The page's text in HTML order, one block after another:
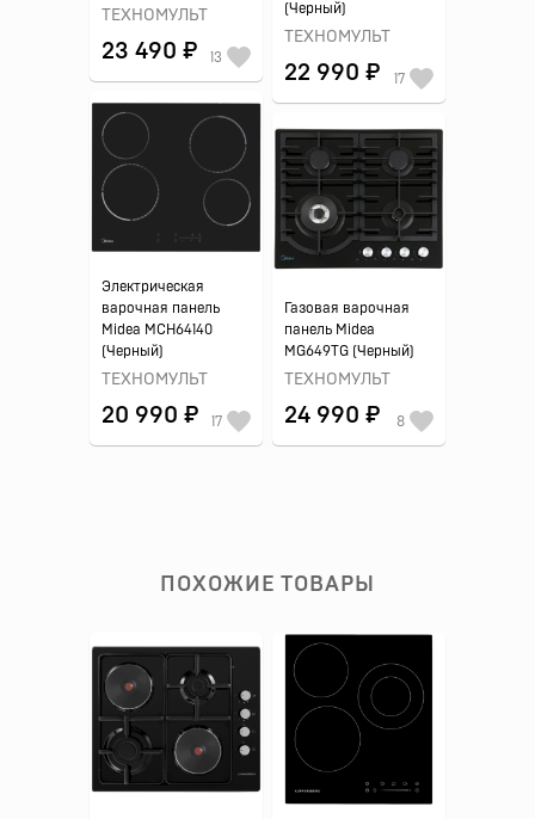
ТЕХНОМУЛЬТ
23 490 ₽ 13
(Черный)
ТЕХНОМУЛЬТ
22 990 ₽ 17
Электрическая
варочная панель
Midea MCH64140
(Черный)
ТЕХНОМУЛЬТ
20 990 ₽ 17
Газовая варочная
панель Midea
MG649TG (Черный)
ТЕХНОМУЛЬТ
24 990 ₽ 8
ПОХОЖИЕ ТОВАРЫ